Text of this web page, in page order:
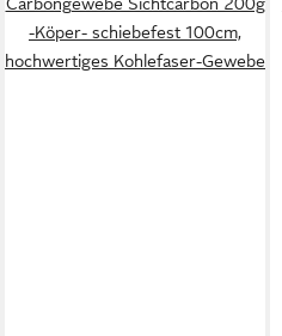
-Köper- schiebefest 100cm,
hochwertiges Kohlefaser-Gewebe